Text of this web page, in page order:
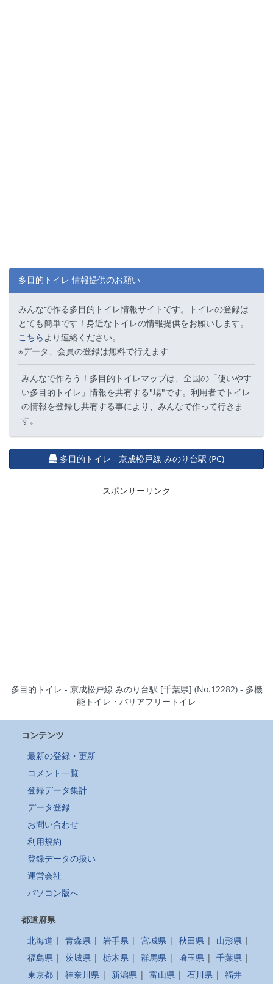
多目的トイレ 情報提供のお願い
みんなで作る多目的トイレ情報サイトです。トイレの登録は
とても簡単です！身近なトイレの情報提供をお願いします。
こちらより連絡ください。
※データ、会員の登録は無料で行えます
みんなで作ろう！多目的トイレマップは、全国の「使いやす
い多目的トイレ」情報を共有する"場"です。利用者でトイレ
の情報を登録し共有する事により、みんなで作って行きま
す。
多目的トイレ - 京成松戸線 みのり台駅 (PC)
スポンサーリンク
多目的トイレ - 京成松戸線 みのり台駅 [千葉県] (No.12282) - 多機
能トイレ・バリアフリートイレ
コンテンツ
最新の登録・更新
コメント一覧
登録データ集計
データ登録
お問い合わせ
利用規約
登録データの扱い
運営会社
パソコン版へ
都道府県
北海道 | 青森県 | 岩手県 | 宮城県 | 秋田県 | 山形県 |
福島県 | 茨城県 | 栃木県 | 群馬県 | 埼玉県 | 千葉県 |
東京都 | 神奈川県 | 新潟県 | 富山県 | 石川県 | 福井